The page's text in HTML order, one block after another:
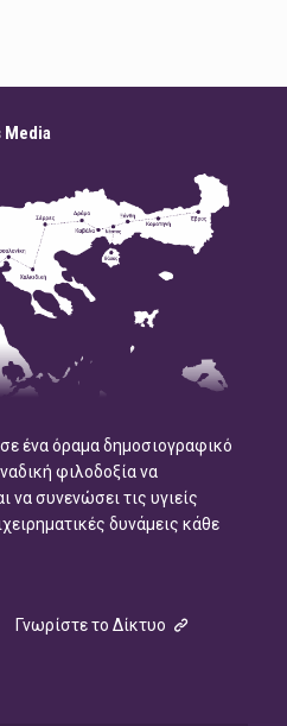
Media
ένα όραμα δημοσιογραφικό
φιλοδοξία να
να συνενώσει τις υγιείς
δυνάμεις κάθε
Γνωρίστε το Δίκτυο